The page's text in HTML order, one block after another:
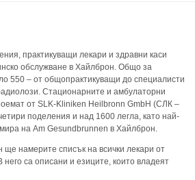
практикуващи лекари и здравни каси
обслужване в Хайлброн. Общо за
550 – от общопрактикуващи до специалисти
Стационарните и амбулаторни
от SLK-Kliniken Heilbronn GmbH (СЛК –
поделения и над 1600 легла, като най-
на Аm Gesundbrunnen в Хайлброн.
ще намерите списък на всички лекари от
са описани и езиците, които владеят